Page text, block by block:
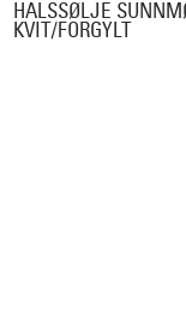
HALSSØLJE
KVIT/FORGYLT